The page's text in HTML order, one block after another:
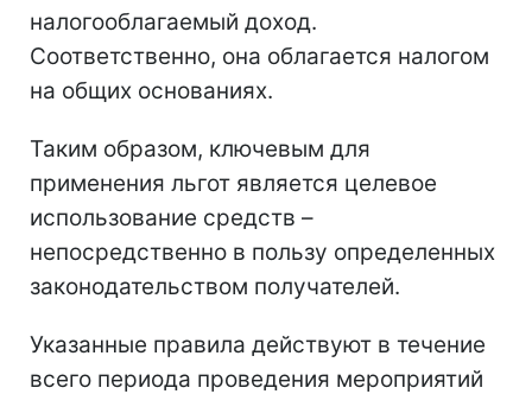
налогооблагаемый доход.
Соответственно, она облагается налогом
на общих основаниях.
Таким образом, ключевым для
применения льгот является целевое
использование средств –
непосредственно в пользу определенных
законодательством получателей.
Указанные правила действуют в течение
всего периода проведения мероприятий